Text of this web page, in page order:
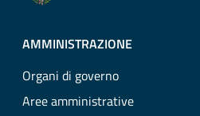
AMMINISTRAZIONE
Organi di governo
Aree amministrative